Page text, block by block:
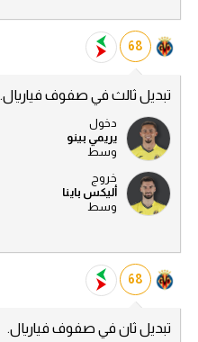
68
تبديل ثالث في صفوف فياريال.
دخول
يريمي بينو
وسط
خروج
أليكس باينا
وسط
68
تبديل ثان في صفوف فياريال.